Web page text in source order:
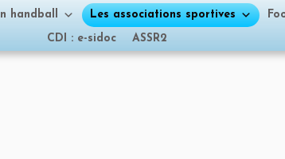
handball Les associations sportives
CDI : e-sidoc
ASSR2